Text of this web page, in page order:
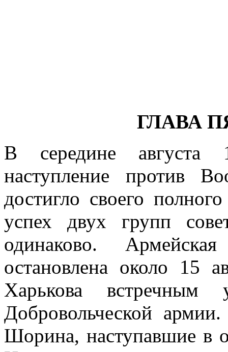
ГЛАВА
В середине августа
наступление против
достигло своего
успех двух групп
одинаково.
остановлена около 15
Харькова
Добровольческой
Шорина, наступавшие в